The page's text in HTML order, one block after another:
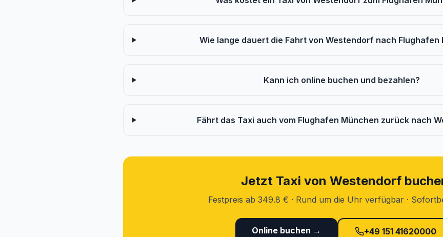
Wie lange dauert die Fahrt von Westendorf nach Flughafen
Kann ich online buchen und bezahlen?
Fährt das Taxi auch vom Flughafen München zurück nach
Jetzt Taxi von Westendorf
Festpreis ab 349.8 € · Rund um die Uhr verfügbar ·
Online buchen → +49 151 41620000